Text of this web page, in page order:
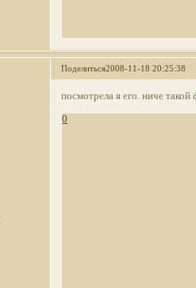
Поделиться2008-11-18 20:25:38
посмотрела я его. ниче такой
0